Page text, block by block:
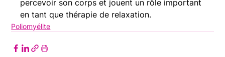
percevoir son corps et jouent un rôle important
en tant que thérapie de relaxation.
Poliomyélite